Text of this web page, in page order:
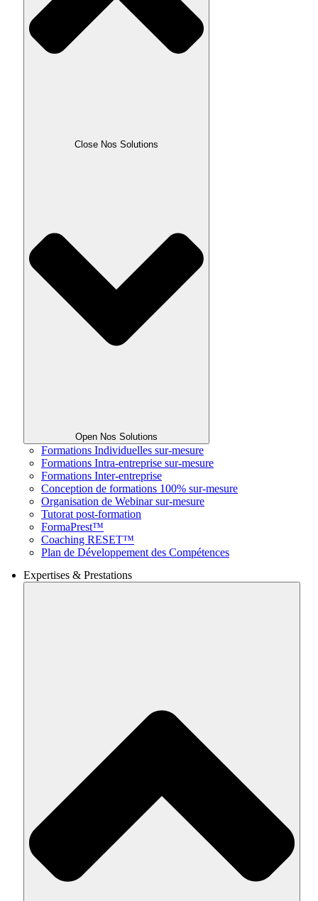
Close Nos Solutions
Open Nos Solutions
Formations Individuelles sur-mesure
Formations Intra-entreprise sur-mesure
Formations Inter-entreprise
Conception de formations 100% sur-mesure
Organisation de Webinar sur-mesure
Tutorat post-formation
FormaPrest™
Coaching RESET™
Plan de Développement des Compétences
Expertises & Prestations